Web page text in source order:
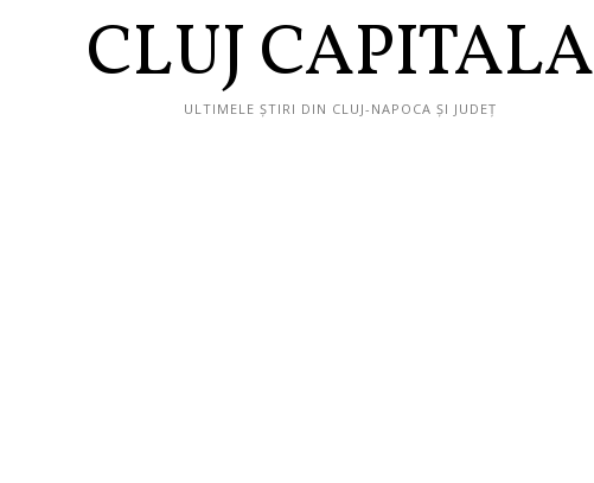
CLUJ CAPITALA
ULTIMELE ȘTIRI DIN CLUJ-NAPOCA ȘI JUDEȚ